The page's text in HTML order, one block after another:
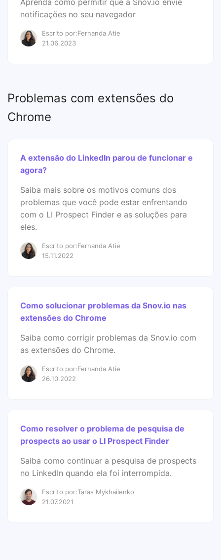
Aprenda como permitir que a Snov.io envie
notificações no seu navegador
Escrito por:Fernanda Atie
21.06.2023
Problemas com extensões do
Chrome
A extensão do LinkedIn parou de funcionar e
agora?
Saiba mais sobre os motivos comuns dos
problemas que você pode estar enfrentando
com o LI Prospect Finder e as soluções para
eles.
Escrito por:Fernanda Atie
15.11.2022
Como solucionar problemas da Snov.io nas
extensões do Chrome
Saiba como corrigir problemas da Snov.io com
as extensões do Chrome.
Escrito por:Fernanda Atie
26.10.2022
Como resolver o problema de pesquisa de
prospects ao usar o LI Prospect Finder
Saiba como continuar a pesquisa de prospects
no LinkedIn quando ela foi interrompida.
Escrito por:Taras Mykhailenko
21.07.2021